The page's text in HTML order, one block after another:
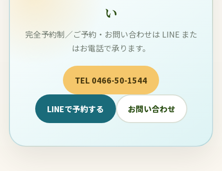
い
完全予約制／ご予約・お問い合わせは LINE また
はお電話で承ります。
TEL 0466-50-1544
LINEで予約する お問い合わせ